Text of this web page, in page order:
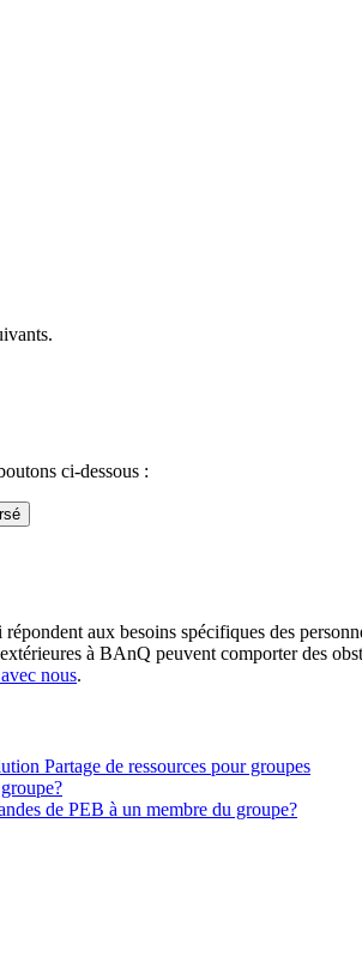
ci-dessous :
aux besoins spécifiques des
à BAnQ peuvent comporter des
nous.
Partage de ressources pour groupes
de PEB à un membre du groupe?